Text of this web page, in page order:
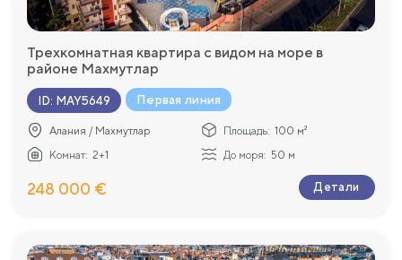
Трехкомнатная квартира с видом на море в
районе Махмутлар
ID: MAY5649 Первая линия
Алания / Махмутлар Площадь: 100 м²
Комнат: 2+1 До моря: 50 м
248 000 € Детали